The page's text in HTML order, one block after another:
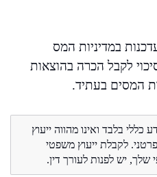
במדיניות המס
לקבל הכרה בהוצאות
המסים בעתיד.
בלבד ואינו מהווה ייעוץ
לקבלת ייעוץ משפטי
יש לפנות לעורך דין.